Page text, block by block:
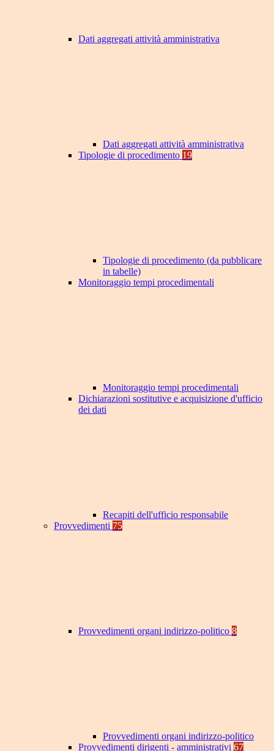
Dati aggregati attività amministrativa
Dati aggregati attività amministrativa
Tipologie di procedimento 19
Tipologie di procedimento (da pubblicare
in tabelle)
Monitoraggio tempi procedimentali
Monitoraggio tempi procedimentali
Dichiarazioni sostitutive e acquisizione d'ufficio
dei dati
Recapiti dell'ufficio responsabile
Provvedimenti 75
Provvedimenti organi indirizzo-politico 8
Provvedimenti organi indirizzo-politico
Provvedimenti dirigenti - amministrativi 67